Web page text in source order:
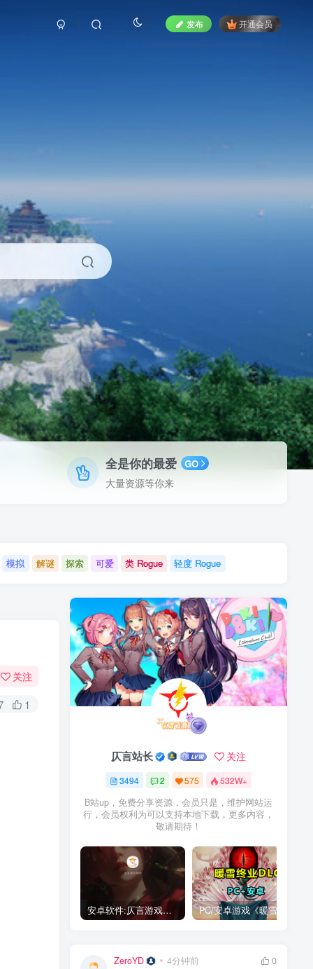
发布 开通会员
全是你的最爱 GO
大量资源等你来
模拟 解谜 探索 可爱 类 Rogue 轻度 Rogue
关注
1
仄言站长 关注
3494 2 575 532W+
B站up，免费分享资源，会员只是，维护网站运
行，会员权利为可以支持本地下载，更多内容，
敬请期待！
安卓软件:仄言游戏库4.0APP全新上架了！没有下的赶紧下载呀！
ZeroYD 4分钟前
0